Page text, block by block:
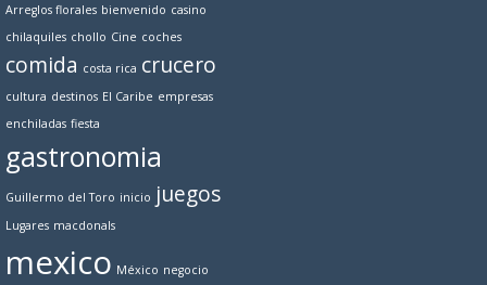
Arreglos florales bienvenido casino
chilaquiles chollo Cine coches
comida costa rica crucero
cultura destinos El Caribe empresas
enchiladas fiesta
gastronomia
Guillermo del Toro inicio juegos
Lugares macdonals
mexico México negocio